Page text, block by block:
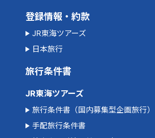
登録情報・約款
JR東海ツアーズ
日本旅行
旅行条件書
JR東海ツアーズ
旅行条件書（国内募集型企画旅行）
手配旅行条件書